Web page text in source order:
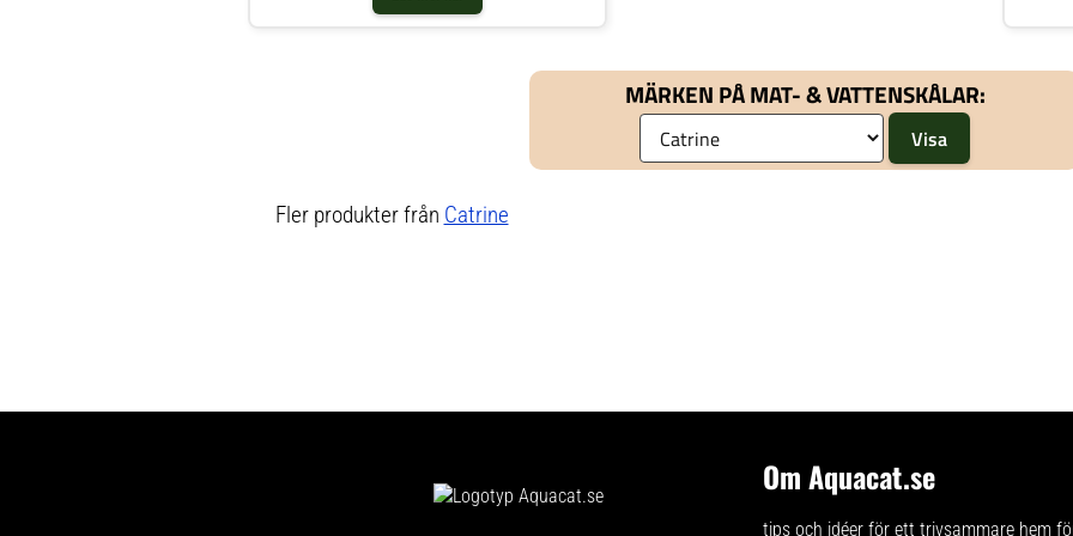
MÄRKEN PÅ MAT- & VATTENSKÅLAR:
Fler produkter från Catrine
Om Aquacat.se
tips och idéer för ett trivsammare hem